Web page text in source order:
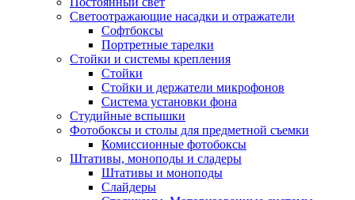
Светоотражающие насадки и отражатели
Софтбоксы
Портретные тарелки
Стойки и системы крепления
Стойки
Стойки и держатели микрофонов
Система установки фона
Студийные вспышки
Фотобоксы и столы для предметной съемки
Комиссионные фотобоксы
Штативы, моноподы и сладеры
Штативы и моноподы
Слайдеры